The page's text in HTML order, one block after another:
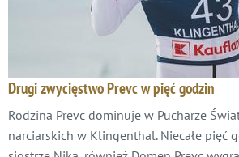
Drugi zwycięstwo Prevc w pięć godzin
Rodzina Prevc dominuje w Pucharze
narciarskich w Klingenthal. Niecałe pięć